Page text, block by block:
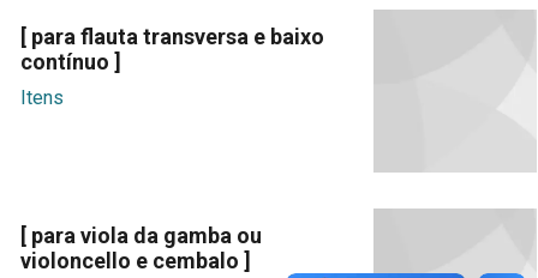
[ para flauta transversa e baixo
contínuo ]
Itens
[ para viola da gamba ou
violoncello e cembalo ]